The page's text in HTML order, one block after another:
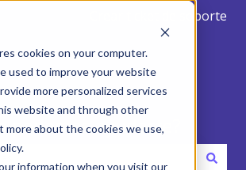
cookies on your computer.
used to improve your website
more personalized services
website and through other
more about the cookies we use,
information when you visit our
de Mostrar submenú de
Crear ticket de soporte
podemos ayudarte?